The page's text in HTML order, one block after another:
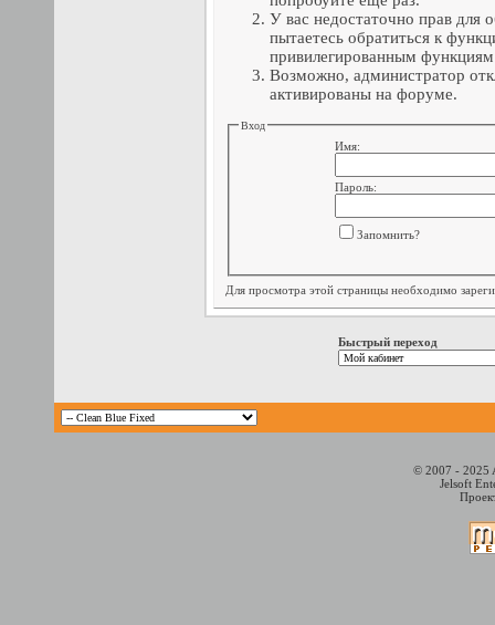
У вас недостаточно прав для
пытаетесь обратиться к
привилегированным
Возможно, администратор
активированы на форуме.
Вход
Имя:
Пароль:
Запомнить?
Для просмотра этой страницы необходимо
Быстрый переход
© 2007 - 2025
Jelsoft